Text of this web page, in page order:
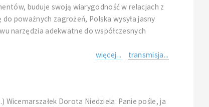
buduje swoją wiarygodność w relacjach z
poważnych zagrożeń, Polska wysyła jasny
narzędzia adekwatne do współczesnych
więcej...
transmisja...
Wicemarszałek Dorota Niedziela: Panie pośle, ja